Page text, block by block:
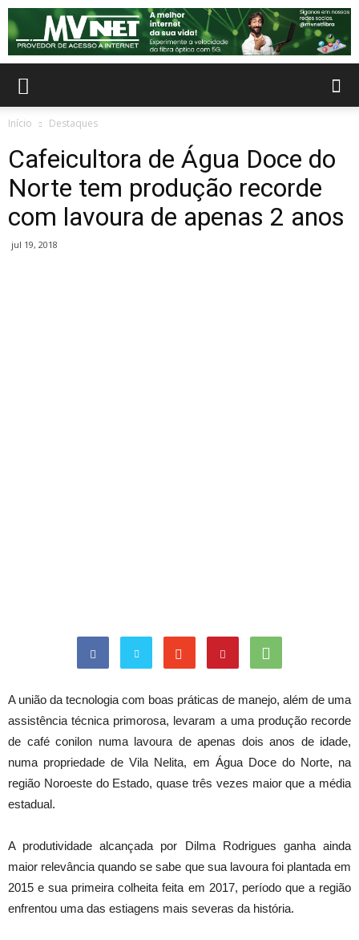
Início Destaques
Cafeicultora de Água Doce do
Norte tem produção recorde
com lavoura de apenas 2 anos
jul 19, 2018
A união da tecnologia com boas práticas de manejo, além de uma
assistência técnica primorosa, levaram a uma produção recorde
de café conilon numa lavoura de apenas dois anos de idade,
numa propriedade de Vila Nelita, em Água Doce do Norte, na
região Noroeste do Estado, quase três vezes maior que a média
estadual.
A produtividade alcançada por Dilma Rodrigues ganha ainda
maior relevância quando se sabe que sua lavoura foi plantada em
2015 e sua primeira colheita feita em 2017, período que a região
enfrentou uma das estiagens mais severas da história.